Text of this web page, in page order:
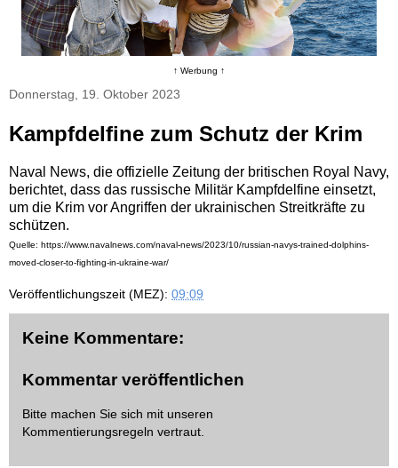
↑ Werbung ↑
Donnerstag, 19. Oktober 2023
Kampfdelfine zum Schutz der Krim
Naval News, die offizielle Zeitung der britischen Royal Navy,
berichtet, dass das russische Militär Kampfdelfine einsetzt,
um die Krim vor Angriffen der ukrainischen Streitkräfte zu
schützen.
Quelle: https://www.navalnews.com/naval-news/2023/10/russian-navys-trained-dolphins-
moved-closer-to-fighting-in-ukraine-war/
Veröffentlichungszeit (MEZ): 09:09
Keine Kommentare:
Kommentar veröffentlichen
Bitte machen Sie sich mit unseren
Kommentierungsregeln vertraut.